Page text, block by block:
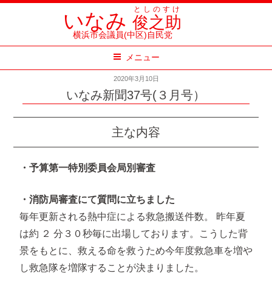
いなみ俊之助
としのすけ
横浜市会議員(中区)自民党
メニュー
2020年3月10日
いなみ新聞37号(３月号）
主な内容
・予算第一特別委員会局別審査
・消防局審査にて質問に立ちました
毎年更新される熱中症による救急搬送件数。 昨年夏
は約 ２ 分３０秒毎に出場しております。こうした背
景をもとに、救える命を救うため今年度救急車を増や
し救急隊を増隊することが決まりました。